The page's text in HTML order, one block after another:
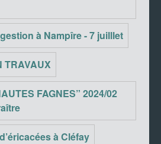
à Nampîre - 7 juilllet
TRAVAUX
FAGNES” 2024/02
à Cléfay